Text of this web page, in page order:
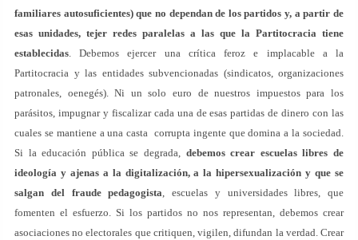
familiares autosuficientes) que no dependan de los partidos y, a partir de
esas unidades, tejer redes paralelas a las que la Partitocracia tiene
establecidas. Debemos ejercer una crítica feroz e implacable a la
Partitocracia y las entidades subvencionadas (sindicatos, organizaciones
patronales, oenegés). Ni un solo euro de nuestros impuestos para los
parásitos, impugnar y fiscalizar cada una de esas partidas de dinero con las
cuales se mantiene a una casta corrupta ingente que domina a la sociedad.
Si la educación pública se degrada, debemos crear escuelas libres de
ideología y ajenas a la digitalización, a la hipersexualización y que se
salgan del fraude pedagogista, escuelas y universidades libres, que
fomenten el esfuerzo. Si los partidos no nos representan, debemos crear
asociaciones no electorales que critiquen, vigilen, difundan la verdad. Crear